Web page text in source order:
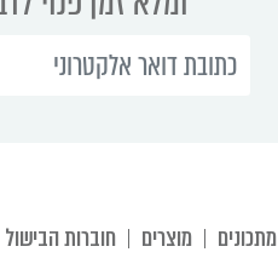
מתכונים מוצרים חוברות הבישול